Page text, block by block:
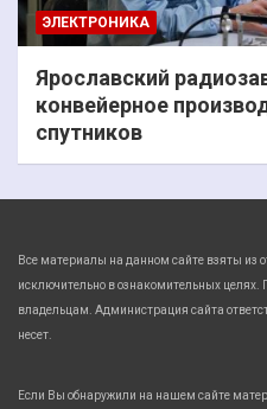
ЭЛЕКТРОНИКА
Ярославский
конвейерное
спутников
Все материалы на данном сайте взяты из
исключительно в ознакомительных
владельцам. Администрация сайта
несет.
Если Вы обнаружили на нашем сайте